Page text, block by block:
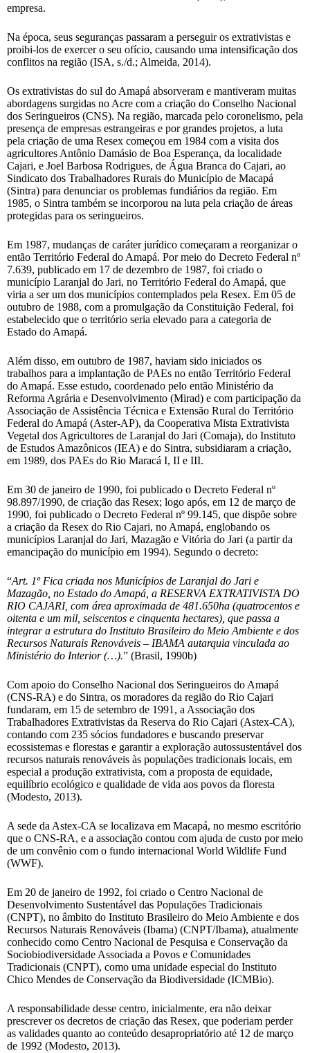
empresa.
Na época, seus seguranças passaram a perseguir os extrativistas e
proibi-los de exercer o seu ofício, causando uma intensificação dos
conflitos na região (ISA, s./d.; Almeida, 2014).
Os extrativistas do sul do Amapá absorveram e mantiveram muitas
abordagens surgidas no Acre com a criação do Conselho Nacional
dos Seringueiros (CNS). Na região, marcada pelo coronelismo, pela
presença de empresas estrangeiras e por grandes projetos, a luta
pela criação de uma Resex começou em 1984 com a visita dos
agricultores Antônio Damásio de Boa Esperança, da localidade
Cajari, e Joel Barbosa Rodrigues, de Água Branca do Cajari, ao
Sindicato dos Trabalhadores Rurais do Município de Macapá
(Sintra) para denunciar os problemas fundiários da região. Em
1985, o Sintra também se incorporou na luta pela criação de áreas
protegidas para os seringueiros.
Em 1987, mudanças de caráter jurídico começaram a reorganizar o
então Território Federal do Amapá. Por meio do Decreto Federal nº
7.639, publicado em 17 de dezembro de 1987, foi criado o
município Laranjal do Jari, no Território Federal do Amapá, que
viria a ser um dos municípios contemplados pela Resex. Em 05 de
outubro de 1988, com a promulgação da Constituição Federal, foi
estabelecido que o território seria elevado para a categoria de
Estado do Amapá.
Além disso, em outubro de 1987, haviam sido iniciados os
trabalhos para a implantação de PAEs no então Território Federal
do Amapá. Esse estudo, coordenado pelo então Ministério da
Reforma Agrária e Desenvolvimento (Mirad) e com participação da
Associação de Assistência Técnica e Extensão Rural do Território
Federal do Amapá (Aster-AP), da Cooperativa Mista Extrativista
Vegetal dos Agricultores de Laranjal do Jari (Comaja), do Instituto
de Estudos Amazônicos (IEA) e do Sintra, subsidiaram a criação,
em 1989, dos PAEs do Rio Maracá I, II e III.
Em 30 de janeiro de 1990, foi publicado o Decreto Federal nº
98.897/1990, de criação das Resex; logo após, em 12 de março de
1990, foi publicado o Decreto Federal nº 99.145, que dispõe sobre
a criação da Resex do Rio Cajari, no Amapá, englobando os
municípios Laranjal do Jari, Mazagão e Vitória do Jari (a partir da
emancipação do município em 1994). Segundo o decreto:
“Art. 1º Fica criada nos Municípios de Laranjal do Jari e
Mazagão, no Estado do Amapá, a RESERVA EXTRATIVISTA DO
RIO CAJARI, com área aproximada de 481.650ha (quatrocentos e
oitenta e um mil, seiscentos e cinquenta hectares), que passa a
integrar a estrutura do Instituto Brasileiro do Meio Ambiente e dos
Recursos Naturais Renováveis – IBAMA autarquia vinculada ao
Ministério do Interior (…).” (Brasil, 1990b)
Com apoio do Conselho Nacional dos Seringueiros do Amapá
(CNS-RA) e do Sintra, os moradores da região do Rio Cajari
fundaram, em 15 de setembro de 1991, a Associação dos
Trabalhadores Extrativistas da Reserva do Rio Cajari (Astex-CA),
contando com 235 sócios fundadores e buscando preservar
ecossistemas e florestas e garantir a exploração autossustentável dos
recursos naturais renováveis às populações tradicionais locais, em
especial a produção extrativista, com a proposta de equidade,
equilíbrio ecológico e qualidade de vida aos povos da floresta
(Modesto, 2013).
A sede da Astex-CA se localizava em Macapá, no mesmo escritório
que o CNS-RA, e a associação contou com ajuda de custo por meio
de um convênio com o fundo internacional World Wildlife Fund
(WWF).
Em 20 de janeiro de 1992, foi criado o Centro Nacional de
Desenvolvimento Sustentável das Populações Tradicionais
(CNPT), no âmbito do Instituto Brasileiro do Meio Ambiente e dos
Recursos Naturais Renováveis (Ibama) (CNPT/Ibama), atualmente
conhecido como Centro Nacional de Pesquisa e Conservação da
Sociobiodiversidade Associada a Povos e Comunidades
Tradicionais (CNPT), como uma unidade especial do Instituto
Chico Mendes de Conservação da Biodiversidade (ICMBio).
A responsabilidade desse centro, inicialmente, era não deixar
prescrever os decretos de criação das Resex, que poderiam perder
as validades quanto ao conteúdo desapropriatório até 12 de março
de 1992 (Modesto, 2013).